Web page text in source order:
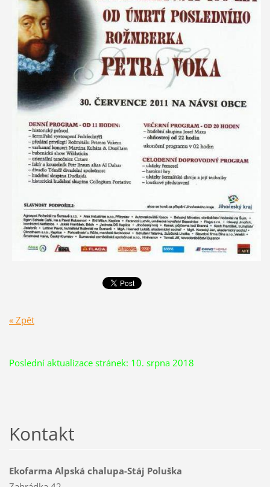
« Zpět
Poslední aktualizace stránek: 10. srpna 2018
Kontakt
Ekofarma Alpská chalupa-Stáj Poluška